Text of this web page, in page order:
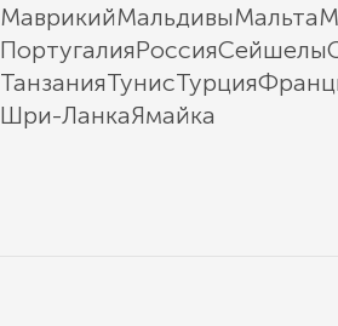
МаврикийМальдивыМальта
ПортугалияРоссияСейшелы
ТанзанияТунисТурция
Шри-ЛанкаЯмайка